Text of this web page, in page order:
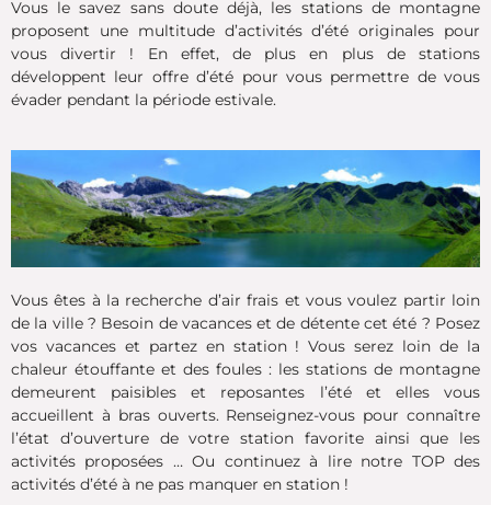
Vous le savez sans doute déjà, les stations de montagne
proposent une multitude d’activités d’été originales pour
vous divertir ! En effet, de plus en plus de stations
développent leur offre d’été pour vous permettre de vous
évader pendant la période estivale.
Vous êtes à la recherche d’air frais et vous voulez partir loin
de la ville ? Besoin de vacances et de détente cet été ? Posez
vos vacances et partez en station ! Vous serez loin de la
chaleur étouffante et des foules : les stations de montagne
demeurent paisibles et reposantes l’été et elles vous
accueillent à bras ouverts. Renseignez-vous pour connaître
l’état d’ouverture de votre station favorite ainsi que les
activités proposées … Ou continuez à lire notre TOP des
activités d’été à ne pas manquer en station !